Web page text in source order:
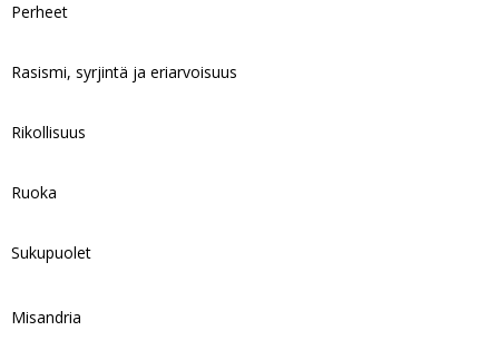
Perheet
Rasismi, syrjintä ja eriarvoisuus
Rikollisuus
Ruoka
Sukupuolet
Misandria